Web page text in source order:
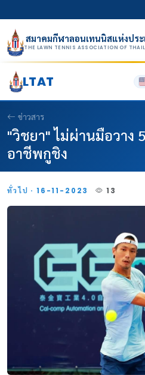
สมาคมกีฬาลอนเทนนิสแห่งปร
THE LAWN TENNIS ASSOCIATION OF
LTAT
ข่าวสาร
"วิชยา" ไม่ผ่านมือวาง
อาชีพกูชิง
ทั่วไป · 16-11-2023 13